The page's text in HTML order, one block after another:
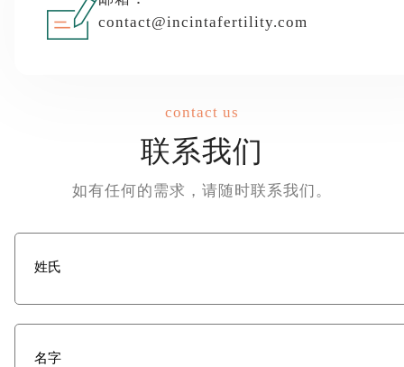
contact@incintafertility.com
contact us
联系我们
如有任何的需求，请随时联系我们。